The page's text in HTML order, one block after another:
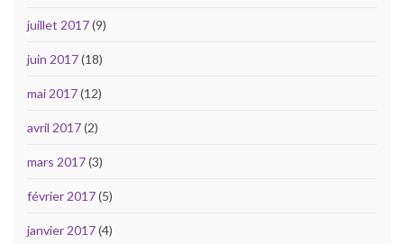
juillet 2017(9)
juin 2017(18)
mai 2017(12)
avril 2017(2)
mars 2017(3)
février 2017(5)
janvier 2017(4)